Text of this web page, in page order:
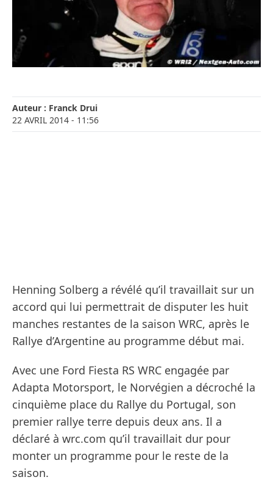
Auteur : Franck Drui
22 AVRIL 2014 - 11:56
Henning Solberg a révélé qu’il travaillait sur un
accord qui lui permettrait de disputer les huit
manches restantes de la saison WRC, après le
Rallye d’Argentine au programme début mai.
Avec une Ford Fiesta RS WRC engagée par
Adapta Motorsport, le Norvégien a décroché la
cinquième place du Rallye du Portugal, son
premier rallye terre depuis deux ans. Il a
déclaré à wrc.com qu’il travaillait dur pour
monter un programme pour le reste de la
saison.